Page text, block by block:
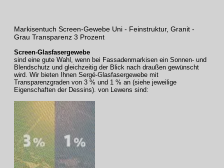
Markisentuch Screen-Gewebe Uni - Feinstruktur, Granit -
Grau Transparenz 3 Prozent
Screen-Glasfasergewebe
sind eine gute Wahl, wenn bei Fassadenmarkisen ein Sonnen- und
Blendschutz und gleichzeitig der Blick nach draußen gewünscht
wird. Wir bieten Ihnen Sergé-Glasfasergewebe mit
Transparenzgraden von 3 % und 1 % an (siehe jeweilige
Eigenschaften der Dessins). von Lewens sind: